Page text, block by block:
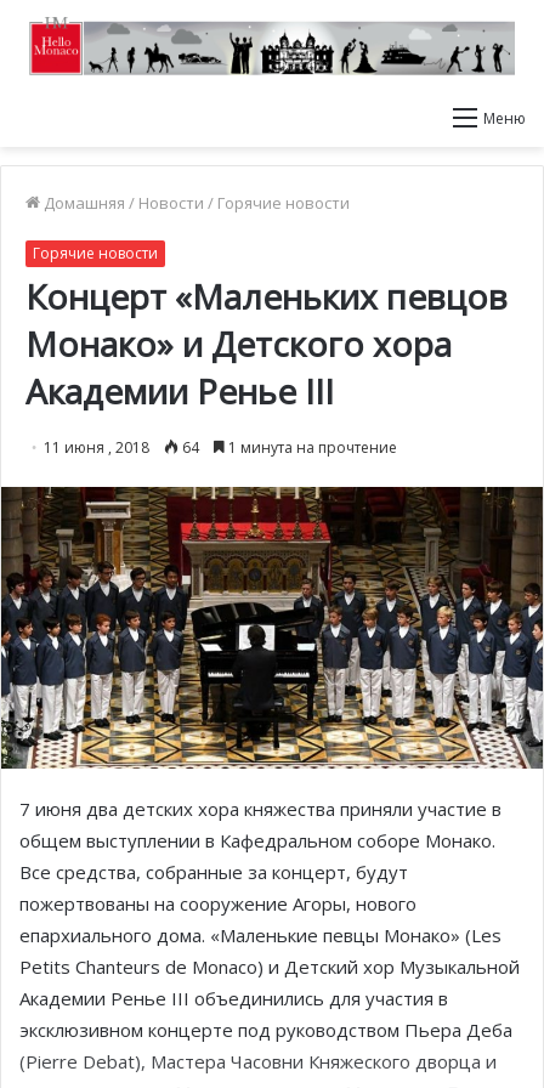
Меню
Домашняя / Новости / Горячие новости
Горячие новости
Концерт «Маленьких певцов
Монако» и Детского хора
Академии Ренье III
11 июня , 2018 64 1 минута на прочтение
7 июня два детских хора княжества приняли участие в
общем выступлении в Кафедральном соборе Монако.
Все средства, собранные за концерт, будут
пожертвованы на сооружение Агоры, нового
епархиального дома. «Маленькие певцы Монако» (Les
Petits Chanteurs de Monaco) и Детский хор Музыкальной
Академии Ренье III объединились для участия в
эксклюзивном концерте под руководством Пьера Деба
(Pierre Debat), Мастера Часовни Княжеского дворца и